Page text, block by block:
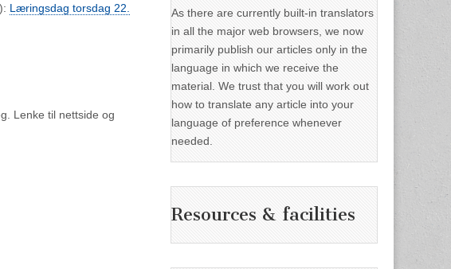
Læringsdag torsdag 22.
Lenke til nettside og
As there are currently built-in translators
in all the major web browsers, we now
primarily publish our articles only in the
language in which we receive the
material. We trust that you will work out
how to translate any article into your
language of preference whenever
needed.
Resources & facilities